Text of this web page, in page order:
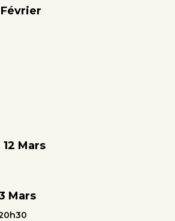
Mars
Mars